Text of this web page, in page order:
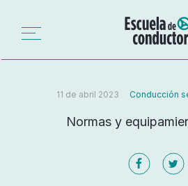
11 de abril 2023 Conducción
Normas y